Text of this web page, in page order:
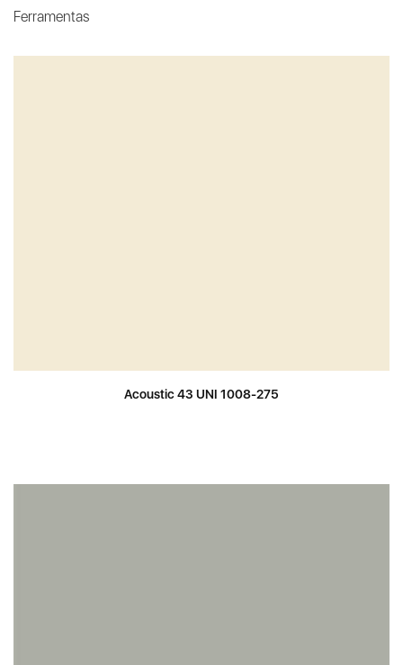
Ferramentas
Acoustic 43 UNI 1008-275